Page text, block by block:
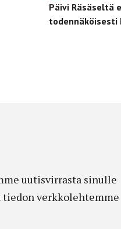
Päivi Räsäseltä
todennäköisesti
uutisvirrasta sinulle
tiedon verkkolehtemme